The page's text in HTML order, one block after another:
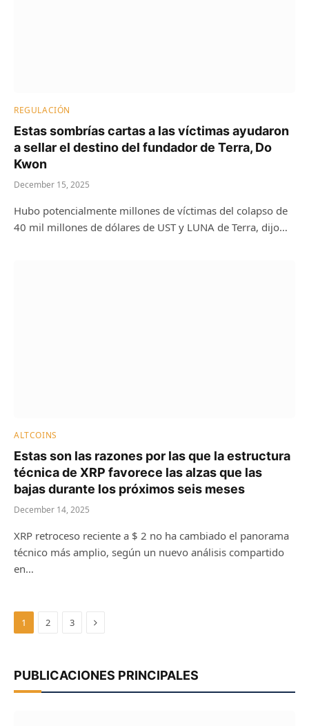
REGULACIÓN
Estas sombrías cartas a las víctimas ayudaron
a sellar el destino del fundador de Terra, Do
Kwon
December 15, 2025
Hubo potencialmente millones de víctimas del colapso de
40 mil millones de dólares de UST y LUNA de Terra, dijo…
ALTCOINS
Estas son las razones por las que la estructura
técnica de XRP favorece las alzas que las
bajas durante los próximos seis meses
December 14, 2025
XRP retroceso reciente a $ 2 no ha cambiado el panorama
técnico más amplio, según un nuevo análisis compartido
en…
1 2 3 Next
PUBLICACIONES PRINCIPALES